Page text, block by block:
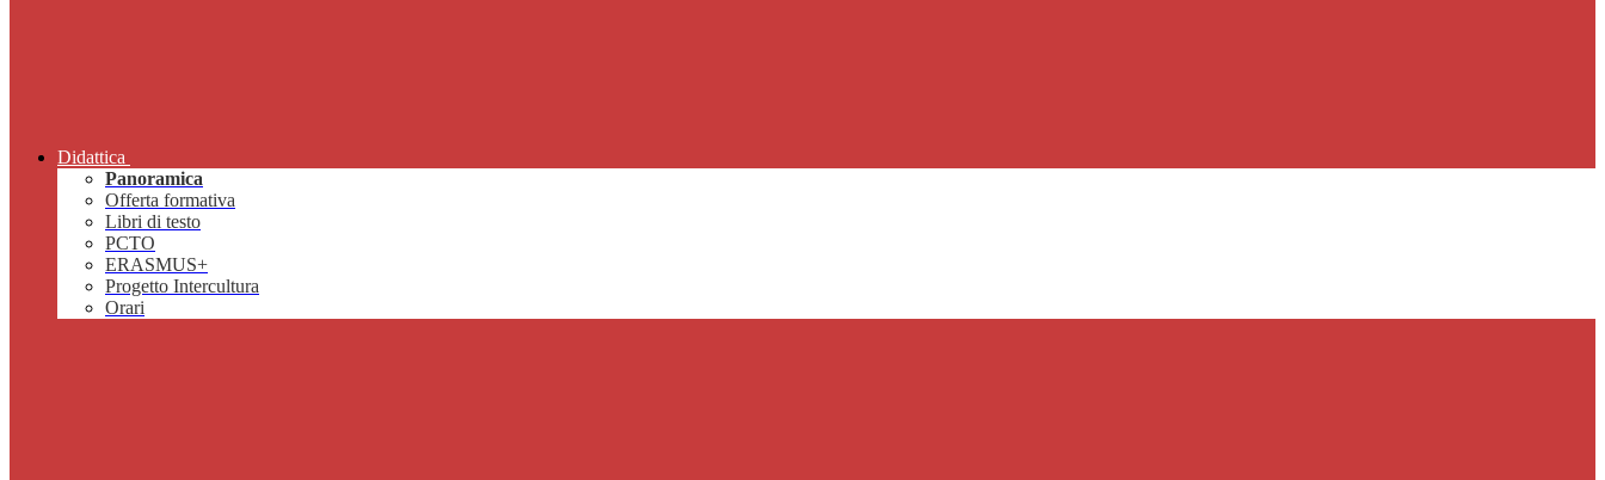
Didattica
Panoramica
Offerta formativa
Libri di testo
PCTO
ERASMUS+
Progetto Intercultura
Orari